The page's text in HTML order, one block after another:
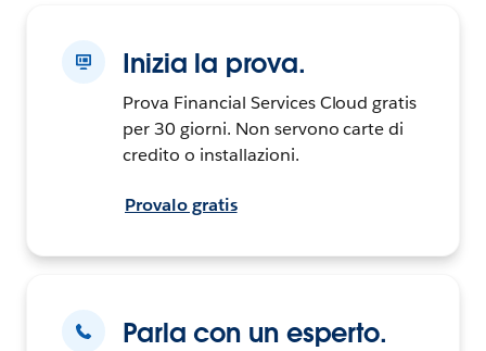
Inizia la prova.
Prova Financial Services Cloud gratis
per 30 giorni. Non servono carte di
credito o installazioni.
Provalo gratis
Parla con un esperto.